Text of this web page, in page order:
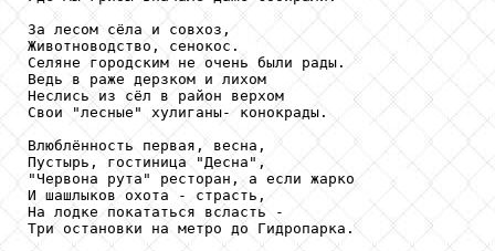
За лесом сёла и совхоз,
Животноводство, сенокос.
Селяне городским не очень были рады.
Ведь в раже дерзком и лихом
Неслись из сёл в район верхом
Свои "лесные" хулиганы- конокрады.
Влюблённость первая, весна,
Пустырь, гостиница "Десна",
"Червона рута" ресторан, а если жарко
И шашлыков охота - страсть,
На лодке покататься всласть -
Три остановки на метро до Гидропарка.